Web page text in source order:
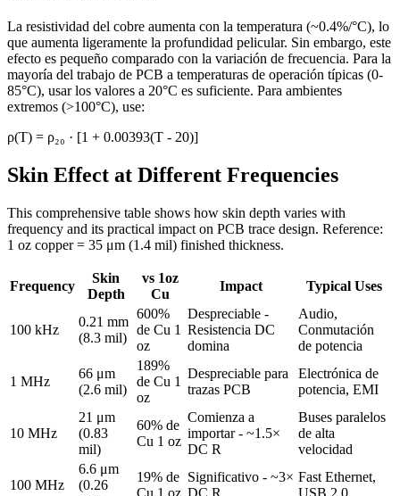
La resistividad del cobre aumenta con la temperatura (~0.4%/°C), lo
que aumenta ligeramente la profundidad pelicular. Sin embargo, este
efecto es pequeño comparado con la variación de frecuencia. Para la
mayoría del trabajo de PCB a temperaturas de operación típicas (0-
85°C), usar los valores a 20°C es suficiente. Para ambientes
extremos (>100°C), use:
ρ(T) = ρ₂₀ · [1 + 0.00393(T - 20)]
Skin Effect at Different Frequencies
This comprehensive table shows how skin depth varies with
frequency and its practical impact on PCB trace design. Reference:
1 oz copper = 35 μm (1.4 mil) finished thickness.
Frequency
Skin
Depth
vs 1oz
Cu
Impact Typical Uses
100 kHz
0.21 mm
(8.3 mil)
600%
de Cu 1
oz
Despreciable -
Resistencia DC
domina
Audio,
Conmutación
de potencia
1 MHz
66 μm
(2.6 mil)
189%
de Cu 1
oz
Despreciable para
trazas PCB
Electrónica de
potencia, EMI
10 MHz
21 μm
(0.83
mil)
60% de
Cu 1 oz
Comienza a
importar - ~1.5×
DC R
Buses paralelos
de alta
velocidad
100 MHz
6.6 μm
(0.26
19% de
Cu 1 oz
Significativo - ~3×
DC R
Fast Ethernet,
USB 2.0